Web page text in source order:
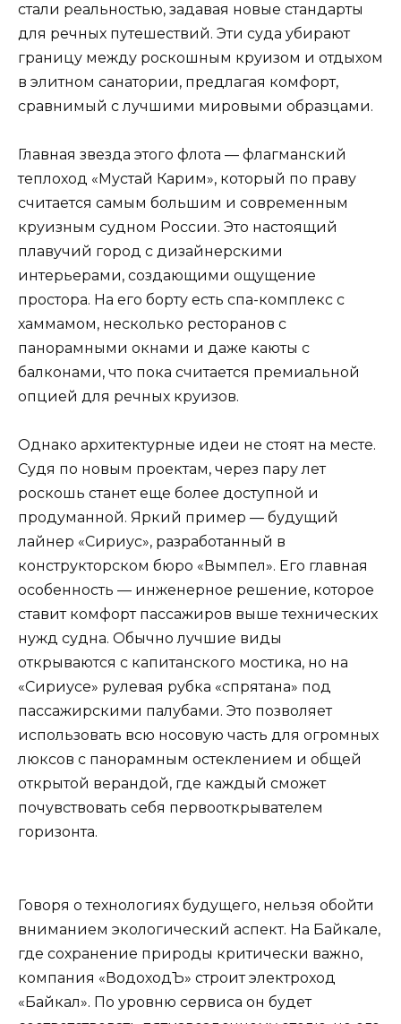
стали реальностью, задавая новые стандарты
для речных путешествий. Эти суда убирают
границу между роскошным круизом и отдыхом
в элитном санатории, предлагая комфорт,
сравнимый с лучшими мировыми образцами.
Главная звезда этого флота — флагманский
теплоход «Мустай Карим», который по праву
считается самым большим и современным
круизным судном России. Это настоящий
плавучий город с дизайнерскими
интерьерами, создающими ощущение
простора. На его борту есть спа-комплекс с
хаммамом, несколько ресторанов с
панорамными окнами и даже каюты с
балконами, что пока считается премиальной
опцией для речных круизов.
Однако архитектурные идеи не стоят на месте.
Судя по новым проектам, через пару лет
роскошь станет еще более доступной и
продуманной. Яркий пример — будущий
лайнер «Сириус», разработанный в
конструкторском бюро «Вымпел». Его главная
особенность — инженерное решение, которое
ставит комфорт пассажиров выше технических
нужд судна. Обычно лучшие виды
открываются с капитанского мостика, но на
«Сириусе» рулевая рубка «спрятана» под
пассажирскими палубами. Это позволяет
использовать всю носовую часть для огромных
люксов с панорамным остеклением и общей
открытой верандой, где каждый сможет
почувствовать себя первооткрывателем
горизонта.
Говоря о технологиях будущего, нельзя обойти
вниманием экологический аспект. На Байкале,
где сохранение природы критически важно,
компания «ВодоходЪ» строит электроход
«Байкал». По уровню сервиса он будет